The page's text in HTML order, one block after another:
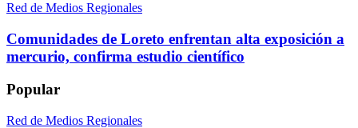
Red de Medios Regionales
Comunidades de Loreto enfrentan alta exposición a
mercurio, confirma estudio científico
Popular
Red de Medios Regionales